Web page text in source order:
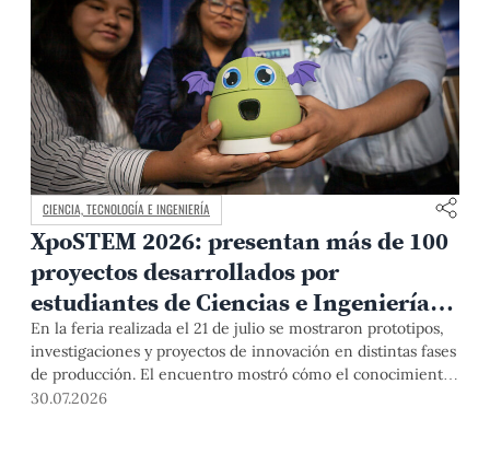
CIENCIA, TECNOLOGÍA E INGENIERÍA
XpoSTEM 2026: presentan más de 100
proyectos desarrollados por
estudiantes de Ciencias e Ingeniería
PUCP orientados a atender
necesidades del país
En la feria realizada el 21 de julio se mostraron prototipos,
investigaciones y proyectos de innovación en distintas fases
de producción. El encuentro mostró cómo el conocimiento
adquirido en las aulas puede responder a desafíos concretos
30.07.2026